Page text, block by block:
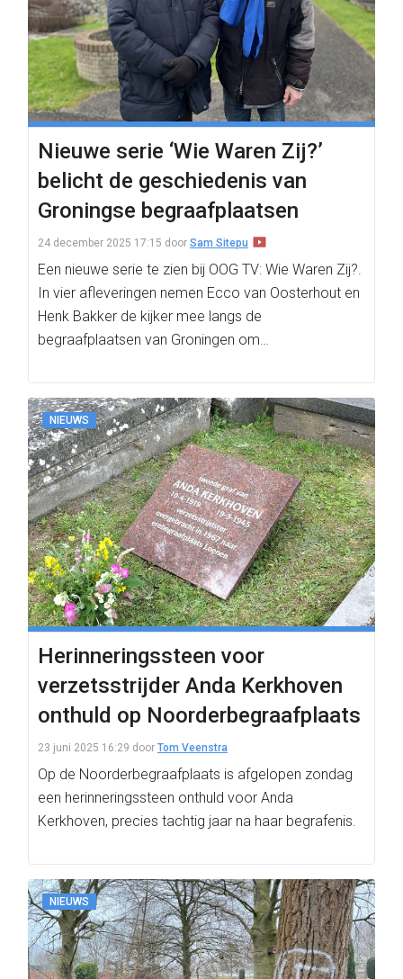
Nieuwe serie ‘Wie Waren Zij?’
belicht de geschiedenis van
Groningse begraafplaatsen
24 december 2025 17:15 door Sam Sitepu
Een nieuwe serie te zien bij OOG TV: Wie Waren Zij?.
In vier afleveringen nemen Ecco van Oosterhout en
Henk Bakker de kijker mee langs de
begraafplaatsen van Groningen om…
NIEUWS
Herinneringssteen voor
verzetsstrijder Anda Kerkhoven
onthuld op Noorderbegraafplaats
23 juni 2025 16:29 door Tom Veenstra
Op de Noorderbegraafplaats is afgelopen zondag
een herinneringssteen onthuld voor Anda
Kerkhoven, precies tachtig jaar na haar begrafenis.
NIEUWS